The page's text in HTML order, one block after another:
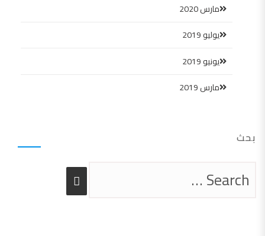
مارس 2020
يوليو 2019
يونيو 2019
مارس 2019
بحث